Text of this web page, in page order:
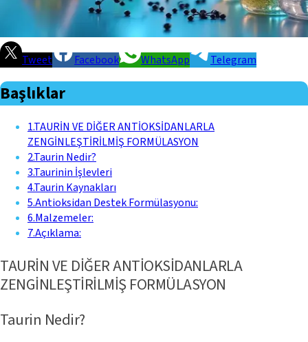
Tweet Facebook WhatsApp Telegram
Başlıklar
1.TAURİN VE DİĞER ANTİOKSİDANLARLA
ZENGİNLEŞTİRİLMİŞ FORMÜLASYON
2.Taurin Nedir?
3.Taurinin İşlevleri
4.Taurin Kaynakları
5.Antioksidan Destek Formülasyonu:
6.Malzemeler:
7.Açıklama:
TAURİN VE DİĞER ANTİOKSİDANLARLA
ZENGİNLEŞTİRİLMİŞ FORMÜLASYON
Taurin Nedir?